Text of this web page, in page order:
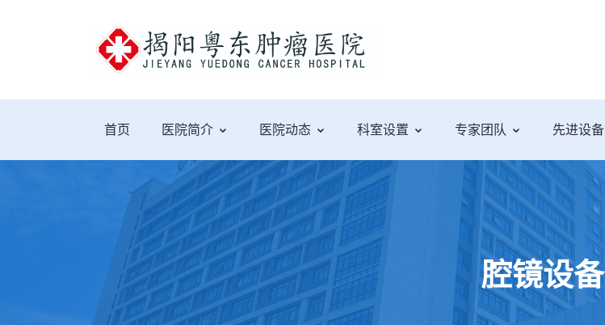
首页 医院简介 医院动态 科室设置 专家团队 先进设备
腔镜设备